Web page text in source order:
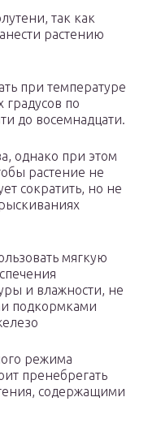
так как
растению
при температуре
градусов по
до восемнадцати.
однако при этом
растение не
сократить, но не
мягкую
и влажности, не
подкормками
режима
пренебрегать
содержащими